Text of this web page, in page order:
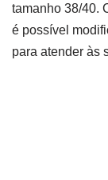
tamanho 38/40.
é possível
para atender às